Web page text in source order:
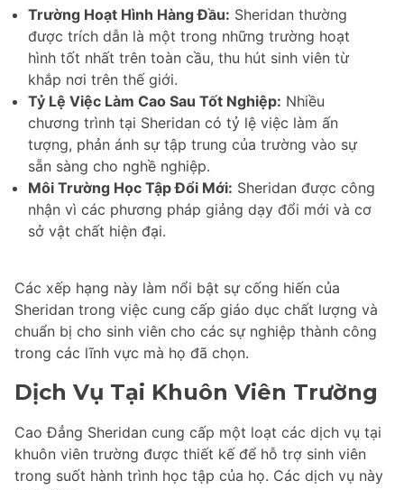
Trường Hoạt Hình Hàng Đầu: Sheridan thường
được trích dẫn là một trong những trường hoạt
hình tốt nhất trên toàn cầu, thu hút sinh viên từ
khắp nơi trên thế giới.
Tỷ Lệ Việc Làm Cao Sau Tốt Nghiệp: Nhiều
chương trình tại Sheridan có tỷ lệ việc làm ấn
tượng, phản ánh sự tập trung của trường vào sự
sẵn sàng cho nghề nghiệp.
Môi Trường Học Tập Đổi Mới: Sheridan được công
nhận vì các phương pháp giảng dạy đổi mới và cơ
sở vật chất hiện đại.
Các xếp hạng này làm nổi bật sự cống hiến của
Sheridan trong việc cung cấp giáo dục chất lượng và
chuẩn bị cho sinh viên cho các sự nghiệp thành công
trong các lĩnh vực mà họ đã chọn.
Dịch Vụ Tại Khuôn Viên Trường
Cao Đẳng Sheridan cung cấp một loạt các dịch vụ tại
khuôn viên trường được thiết kế để hỗ trợ sinh viên
trong suốt hành trình học tập của họ. Các dịch vụ này